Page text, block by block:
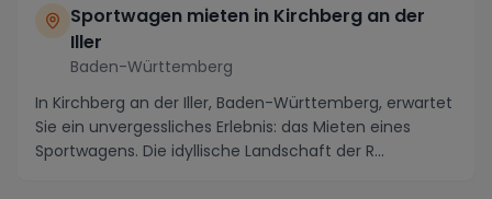
Sportwagen mieten in Kirchberg an der
Iller
Baden-Württemberg
In Kirchberg an der Iller, Baden-Württemberg, erwartet
Sie ein unvergessliches Erlebnis: das Mieten eines
Sportwagens. Die idyllische Landschaft der R...